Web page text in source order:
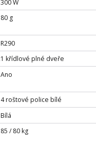
300 W
80 g
R290
1 křídlové plné dveře
Ano
4 roštové police bílé
Bílá
85 / 80 kg